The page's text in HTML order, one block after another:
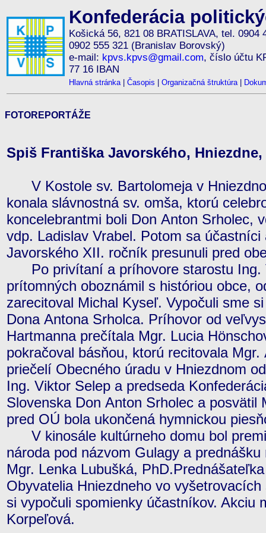
Konfederácia
Košická 56, 821 08 BRATISLAVA, tel. 0904
0902 555 321 (Branislav Borovský)
e-mail: kpvs.kpvs@gmail.com, číslo účtu
77 16 IBAN
Hlavná stránka| Časopis Organizačná štruktúra|
FOTOREPORTÁŽE
Spiš Františka Javorského, Hniezdne,
V Kostole sv. Bartolomeja v
konala slávnostná sv. omša, ktorú
koncelebrantmi boli Don Anton Srholec,
vdp. Ladislav Vrabel. Potom sa
Javorského XII. ročník presunuli pred
Po privítaní a príhovore starostu Ing.
prítomných oboznámil s históriou obce,
zarecitoval Michal Kyseľ. Vypočuli sme
Dona Antona Srholca. Príhovor od
Hartmanna prečítala Mgr. Lucia
pokračoval básňou, ktorú recitovala
priečelí Obecného úradu v Hniezdnom
Ing. Viktor Selep a predseda
Slovenska Don Anton Srholec a posvätil
pred OÚ bola ukončená hymnickou
V kinosále kultúrneho domu bol
národa pod názvom Gulagy a
Mgr. Lenka Lubušká,
Obyvatelia Hniezdneho vo
si vypočuli spomienky účastníkov. Akciu
Korpeľová.